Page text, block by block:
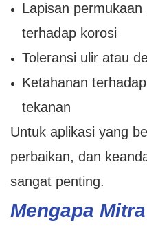
Lapisan
terhadap korosi
Toleransi ulir atau
Ketahanan
tekanan
Untuk aplikasi yang
perbaikan, dan
sangat penting.
Mengapa